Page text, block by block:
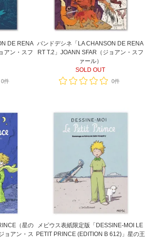
DE RENA
アン・スフ
0件
バンドデシネ「LA CHANSON DE RENA
RT T.2」JOANN SFAR（ジョアン・スフ
ァール）
SOLD OUT
0件
（星の
ョアン・ス
メビウス表紙限定版「DESSINE-MOI LE
PETIT PRINCE (EDITION B 612)」星の王